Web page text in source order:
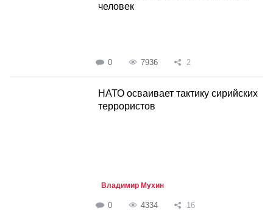
человек
0 7936 2
НАТО осваивает тактику сирийских
террористов
Владимир Мухин
0 4334 16